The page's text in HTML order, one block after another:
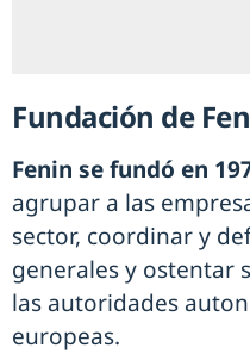
Fundación de
Fenin se fundó en
agrupar a las
sector, coordinar y
generales y ostentar
las autoridades
europeas.